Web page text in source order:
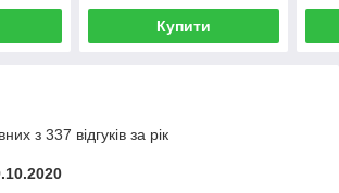
Купити
з 337 відгуків за рік